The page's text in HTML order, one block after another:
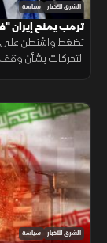
الشرق للأخبار سياسة
ترمب يمنح إيران
تضغط واشنطن على
التحركات بشأن
الشرق للأخبار سياسة